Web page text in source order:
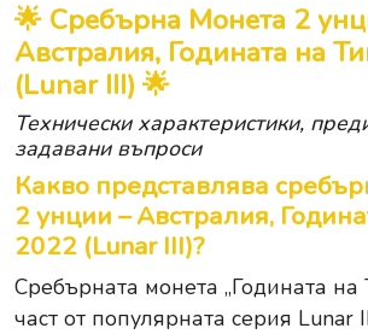
🌟 Сребърна Монета 2
Австралия, Годината на
(Lunar III) 🌟
Технически характеристики,
задавани въпроси
Какво представлява
2 унции – Австралия,
2022 (Lunar III)?
Сребърната монета „Годината на
част от популярната серия Lunar